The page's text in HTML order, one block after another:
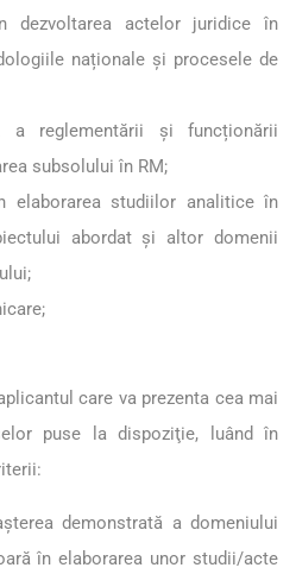
dezvoltarea actelor juridice în
naționale și procesele de
a reglementării și funcționării
subsolului în RM;
elaborarea studiilor analitice în
abordat și altor domenii
care va prezenta cea mai
puse la dispoziţie, luând în
demonstrată a domeniului
în elaborarea unor studii/acte